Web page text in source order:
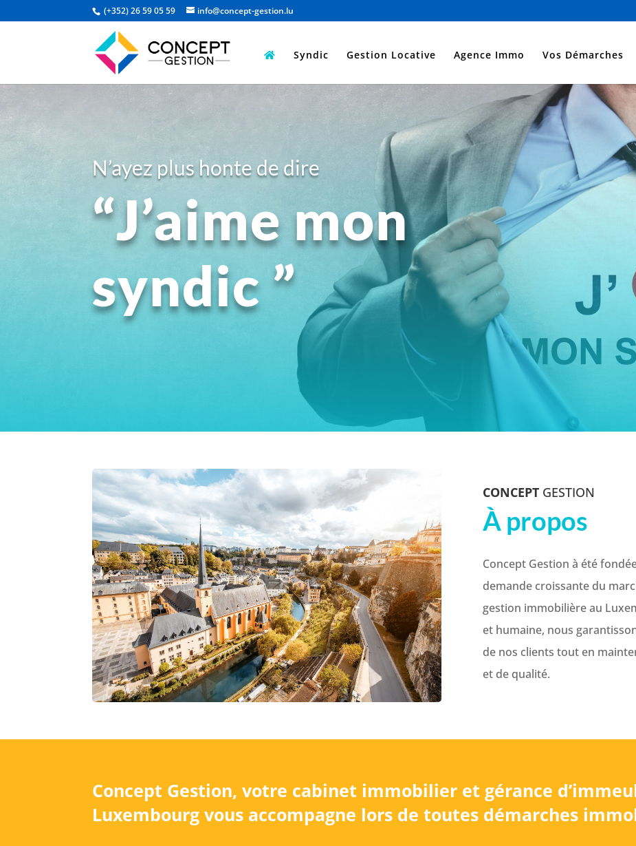
(+352) 26 59 05 59 info@concept-gestion.lu
Syndic Gestion Locative Agence Immo Vos Démarches
N’ayez plus honte de dire
“J’aime mon
syndic ”
CONCEPTGESTION
À propos
Concept Gestion à été
demande croissante du
gestion immobilière au
et humaine, nous
de nos clients tout en
et de qualité.
Concept Gestion, votre cabinet immobilier et gérance
Luxembourg vous accompagne lors de toutes démarches